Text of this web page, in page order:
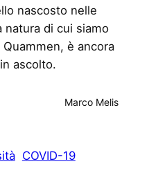
nascosto nelle
natura di cui siamo
è ancora
ascolto.
Marco Melis
COVID-19